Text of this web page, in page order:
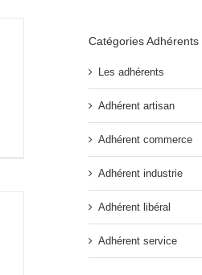
Catégories Adhérents
Les adhérents
Adhérent artisan
Adhérent commerce
Adhérent industrie
Adhérent libéral
Adhérent service